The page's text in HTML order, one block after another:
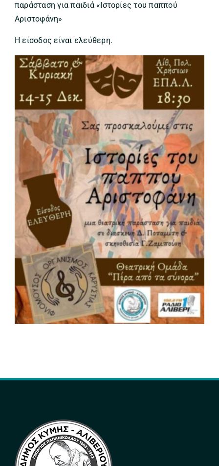
παράσταση για παιδιά «Ιστορίες του παππού
Αριστοφάνη»
Η είσοδος είναι ελεύθερη.